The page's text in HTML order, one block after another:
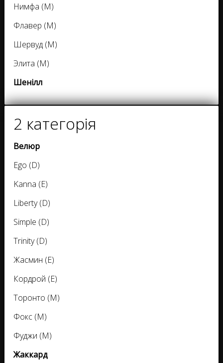
Нимфа (M)
Флавер (M)
Шервуд (M)
Элита (M)
Шенілл
2 категорія
Велюр
Ego (D)
Kanna (E)
Liberty (D)
Simple (D)
Trinity (D)
Жасмин (E)
Кордрой (E)
Торонто (M)
Фокс (M)
Фуджи (M)
Жаккард